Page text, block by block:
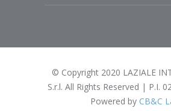
© Copyright 2020 LAZIALE
S.r.l. All Rights Reserved | P.I.
Powered by CB&C